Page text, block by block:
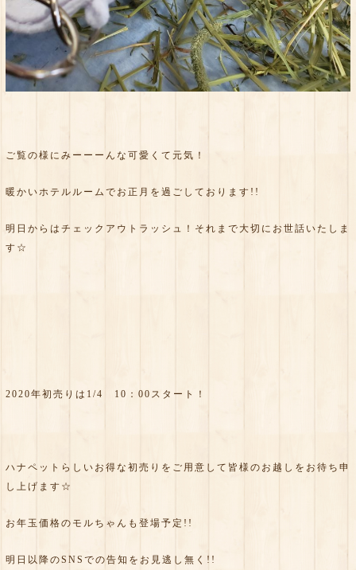
ご覧の様にみーーーんな可愛くて元気！
暖かいホテルルームでお正月を過ごしております!!
明日からはチェックアウトラッシュ！それまで大切にお世話いたしま
す☆
2020年初売りは1/4 10：00スタート！
ハナペットらしいお得な初売りをご用意して皆様のお越しをお待ち申
し上げます☆
お年玉価格のモルちゃんも登場予定!!
明日以降のSNSでの告知をお見逃し無く!!